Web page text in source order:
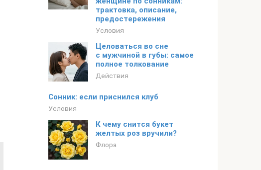
трактовка, описание,
предостережения
Условия
Целоваться во сне
с мужчиной в губы: самое
полное толкование
Действия
Сонник: если приснился клуб
Условия
К чему снится букет
желтых роз вручили?
Флора